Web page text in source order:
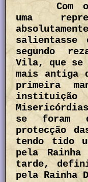
Com
uma
segundo
Vila, que
mais antiga
primeira
se foram
protecção
tendo tido
pela
tarde,
pela Rainha